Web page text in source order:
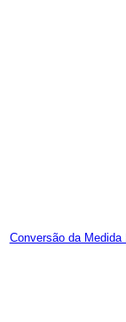
Conversão da Medida